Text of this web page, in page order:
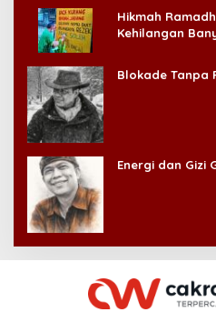
Hikmah
Kehilangan
Blokade Tanpa
Energi dan Gizi